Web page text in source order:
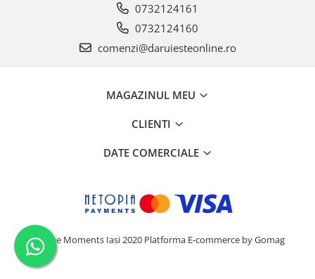
0732124161
0732124160
comenzi@daruiesteonline.ro
MAGAZINUL MEU
CLIENTI
DATE COMERCIALE
Unique Moments Iasi 2020 Platforma E-commerce by Gomag